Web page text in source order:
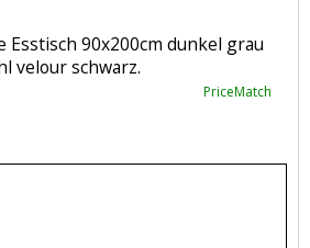
Esstisch 90x200cm dunkel grau
velour schwarz.
PriceMatch